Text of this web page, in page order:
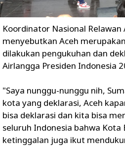
Koordinator Nasional
menyebutkan Aceh
dilakukan pengukuhan dan
Airlangga Presiden Indonesia
"Saya nunggu-nunggu nih,
kota yang deklarasi, Aceh
bisa deklarasi dan kita bisa
seluruh Indonesia bahwa Kota
ketinggalan juga ikut